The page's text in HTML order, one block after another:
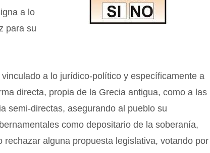
a lo
para su
a lo jurídico-político y específicamente a
directa, propia de la Grecia antigua, como a las
semi-directas, asegurando al pueblo su
como depositario de la soberanía,
rechazar alguna propuesta legislativa, votando por